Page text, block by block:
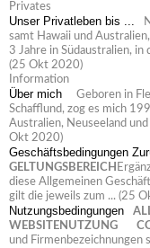
Privates
Unser Privatleben bis ...
samt Hawaii und
3 Jahre in Südaustralien, in
(25 Okt 2020)
Information
Über mich
Geboren in
Schafflund, zog es mich
Australien, Neuseeland
Okt 2020)
Geschäftsbedingungen
GELTUNGSBEREICH
diese Allgemeinen
gilt die jeweils zum ... (25
Nutzungsbedingungen
WEBSITENUTZUNG
und Firmenbezeichnungen